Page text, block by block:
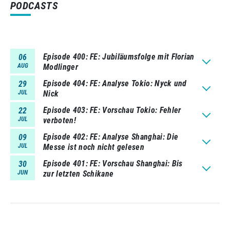
PODCASTS
06
AUG
Episode 400 FE: Jubiläumsfolge mit Florian
Modlinger
29
JUL
Episode 404 FE: Analyse Tokio: Nyck und
Nick
22
JUL
Episode 403 FE: Vorschau Tokio: Fehler
verboten!
09
JUL
Episode 402 FE: Analyse Shanghai: Die
Messe ist noch nicht gelesen
30
JUN
Episode 401 FE: Vorschau Shanghai: Bis
zur letzten Schikane